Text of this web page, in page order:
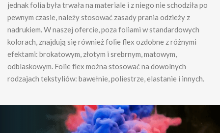
jednak folia była trwała na materiale i z niego nie schodziła po
pewnym czasie, należy stosować zasady prania odzieży z
nadrukiem. W naszej ofercie, poza foliami w standardowych
kolorach, znajdują się również folie flex ozdobne z różnymi
efektami: brokatowym, złotym i srebrnym, matowym,
odblaskowym. Folie flex można stosować na dowolnych
rodzajach tekstyliów: bawełnie, poliestrze, elastanie i innych.